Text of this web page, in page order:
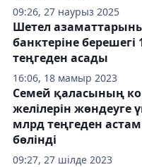
09:26, 27 наурыз 2025
16:06, 18 мамыр 2023
Шетел
банктеріне берешегі
теңгеден асады
09:27, 27 шілде 2023
Семей қаласының
желілерін жөндеуге
млрд теңгеден
бөлінді